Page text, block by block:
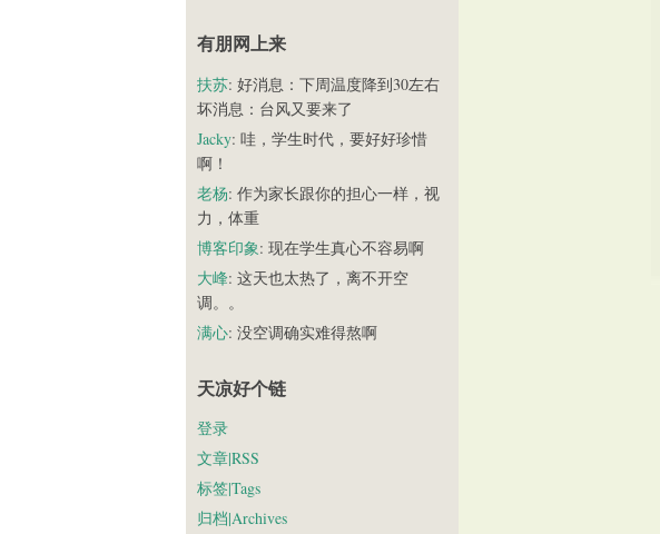
有朋网上来
扶苏: 好消息：下周温度降到30左右
坏消息：台风又要来了
Jacky: 哇，学生时代，要好好珍惜
啊！
老杨: 作为家长跟你的担心一样，视
力，体重
博客印象: 现在学生真心不容易啊
大峰: 这天也太热了，离不开空
调。。
满心: 没空调确实难得熬啊
天凉好个链
登录
文章|RSS
标签|Tags
归档|Archives